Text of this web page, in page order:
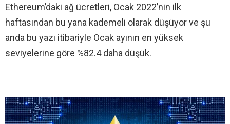
Ethereum’daki ağ ücretleri, Ocak 2022’nin ilk
haftasından bu yana kademeli olarak düşüyor ve şu
anda bu yazı itibariyle Ocak ayının en yüksek
seviyelerine göre %82.4 daha düşük.